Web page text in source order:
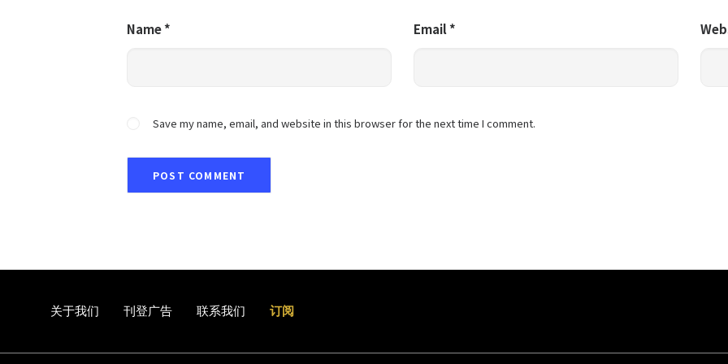
Name* Email*
Save my name, email, and website in this browser for the next time I comment.
关于我们 刊登广告 联系我们 订阅